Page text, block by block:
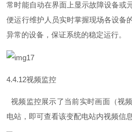
常时能自动在界面上显示故障设备或
便运行维护人员实时掌握现场各设备
异常的设备，保证系统的稳定运行。
4.4.12视频监控
视频监控展示了当前实时画面（视
电站，即可查看该变配电站内视频信息